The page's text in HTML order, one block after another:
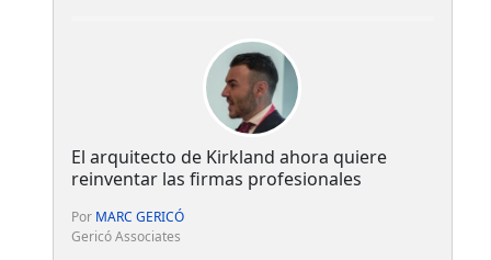
El arquitecto de Kirkland ahora quiere
reinventar las firmas profesionales
Por MARC GERICÓ
Gericó Associates